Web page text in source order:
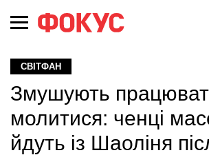
СВІТФАН
Змушують
молитися: ченці
йдуть із Шаоліня